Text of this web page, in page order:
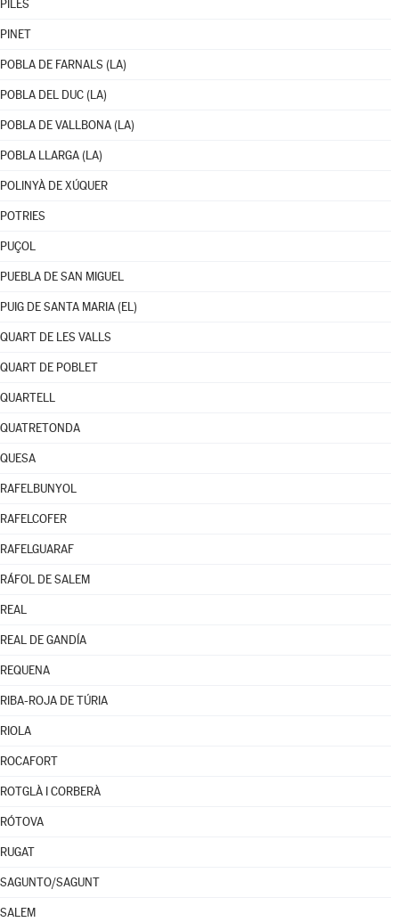
PILES
PINET
POBLA DE FARNALS (LA)
POBLA DEL DUC (LA)
POBLA DE VALLBONA (LA)
POBLA LLARGA (LA)
POLINYÀ DE XÚQUER
POTRIES
PUÇOL
PUEBLA DE SAN MIGUEL
PUIG DE SANTA MARIA (EL)
QUART DE LES VALLS
QUART DE POBLET
QUARTELL
QUATRETONDA
QUESA
RAFELBUNYOL
RAFELCOFER
RAFELGUARAF
RÁFOL DE SALEM
REAL
REAL DE GANDÍA
REQUENA
RIBA-ROJA DE TÚRIA
RIOLA
ROCAFORT
ROTGLÀ I CORBERÀ
RÓTOVA
RUGAT
SAGUNTO/SAGUNT
SALEM